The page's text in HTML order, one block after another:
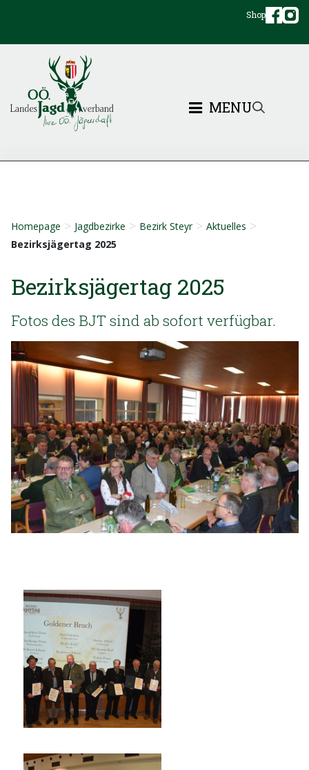
Shop
MENU
Homepage > Jagdbezirke > Bezirk Steyr > Aktuelles >
Bezirksjägertag 2025
Bezirksjägertag 2025
Fotos des BJT sind ab sofort verfügbar.